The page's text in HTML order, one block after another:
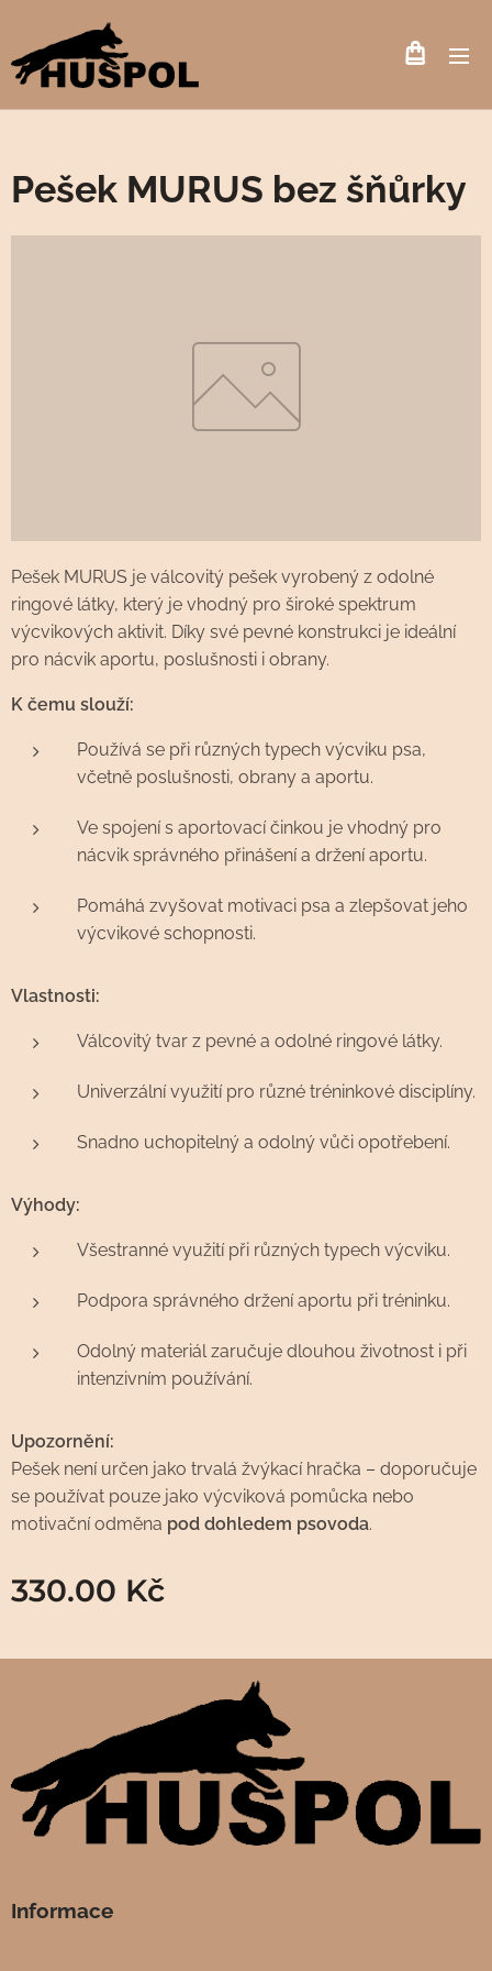
Pešek MURUS bez šňůrky
Pešek MURUS je válcovitý pešek vyrobený z odolné
ringové látky, který je vhodný pro široké spektrum
výcvikových aktivit. Díky své pevné konstrukci je ideální
pro nácvik aportu, poslušnosti i obrany.
K čemu slouží:
Používá se při různých typech výcviku psa,
včetně poslušnosti, obrany a aportu.
Ve spojení s aportovací činkou je vhodný pro
nácvik správného přinášení a držení aportu.
Pomáhá zvyšovat motivaci psa a zlepšovat jeho
výcvikové schopnosti.
Vlastnosti:
Válcovitý tvar z pevné a odolné ringové látky.
Univerzální využití pro různé tréninkové disciplíny.
Snadno uchopitelný a odolný vůči opotřebení.
Výhody:
Všestranné využití při různých typech výcviku.
Podpora správného držení aportu při tréninku.
Odolný materiál zaručuje dlouhou životnost i při
intenzivním používání.
Upozornění:
Pešek není určen jako trvalá žvýkací hračka – doporučuje
se používat pouze jako výcviková pomůcka nebo
motivační odměna pod dohledem psovoda.
330.00 Kč
Informace